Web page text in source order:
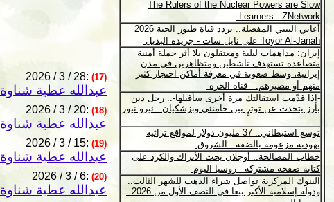
2026 / 3 / 28: (17)
عبدالله عطية شناوة
2026 / 3 / 20: (18)
عبدالله عطية شناوة
2026 / 3 / 15: (19)
عبدالله عطية شناوة
2026 / 3 / 6: (20)
عبدالله عطية شناوة